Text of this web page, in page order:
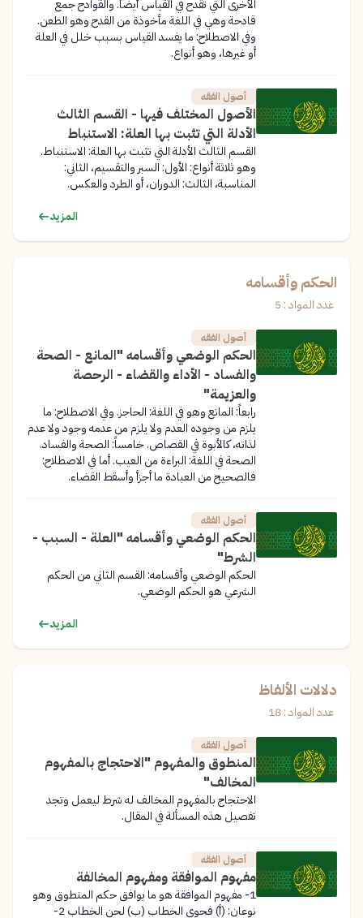
الأخرى التي تقدح في القياس أيضاً. والقوادح جمع
قادحة وهي في اللغة مأخوذة من القدح وهو الطعن.
وفي الاصطلاح: ما يفسد القياس بسبب خلل في العلة
أو غيرها، وهو أنواع.
أصول الفقه
الأصول المختلف فيها - القسم الثالث
الأدلة التي تثبت بها العلة: الاستنباط
القسم الثالث الأدلة التي تثبت بها العلة: الاستنباط.
وهو ثلاثة أنواع: الأول: السبر والتقسيم، الثاني:
المناسبة، الثالث: الدوران، أو الطرد والعكس.
المزيد
الحكم وأقسامه
عدد المواد : 5
أصول الفقه
الحكم الوضعي وأقسامه "المانع - الصحة
والفساد - الأداء والقضاء - الرحصة
والعزيمة"
رابعاً: المانع وهو في اللغة: الحاجز. وفي الاصطلاح: ما
يلزم من وجوده العدم ولا يلزم من عدمه وجود ولا عدم
لذاته، كالأبوة في القصاص. خامساً: الصحة والفساد.
الصحة في اللغة: البراءة من العيب. أما في الاصطلاح:
فالصحيح من العبادة ما أجزأ وأسقط القضاء.
أصول الفقه
الحكم الوضعي وأقسامه "العلة - السبب -
الشرط"
الحكم الوضعي وأقسامه: القسم الثاني من الحكم
الشرعي هو الحكم الوضعي.
المزيد
دلالات الألفاظ
عدد المواد : 18
أصول الفقه
المنطوق والمفهوم "الاحتجاج بالمفهوم
المخالف"
الاحتجاج بالمفهوم المخالف له شرط ليعمل وتجد
تفصيل هذه المسألة في المقال.
أصول الفقه
مفهوم الموافقة ومفهوم المخالفة
1- مفهوم الموافقة هو ما يوافق حكم المنطوق وهو
نوعان: (أ) فحوى الخطاب (ب) لحن الخطاب 2-